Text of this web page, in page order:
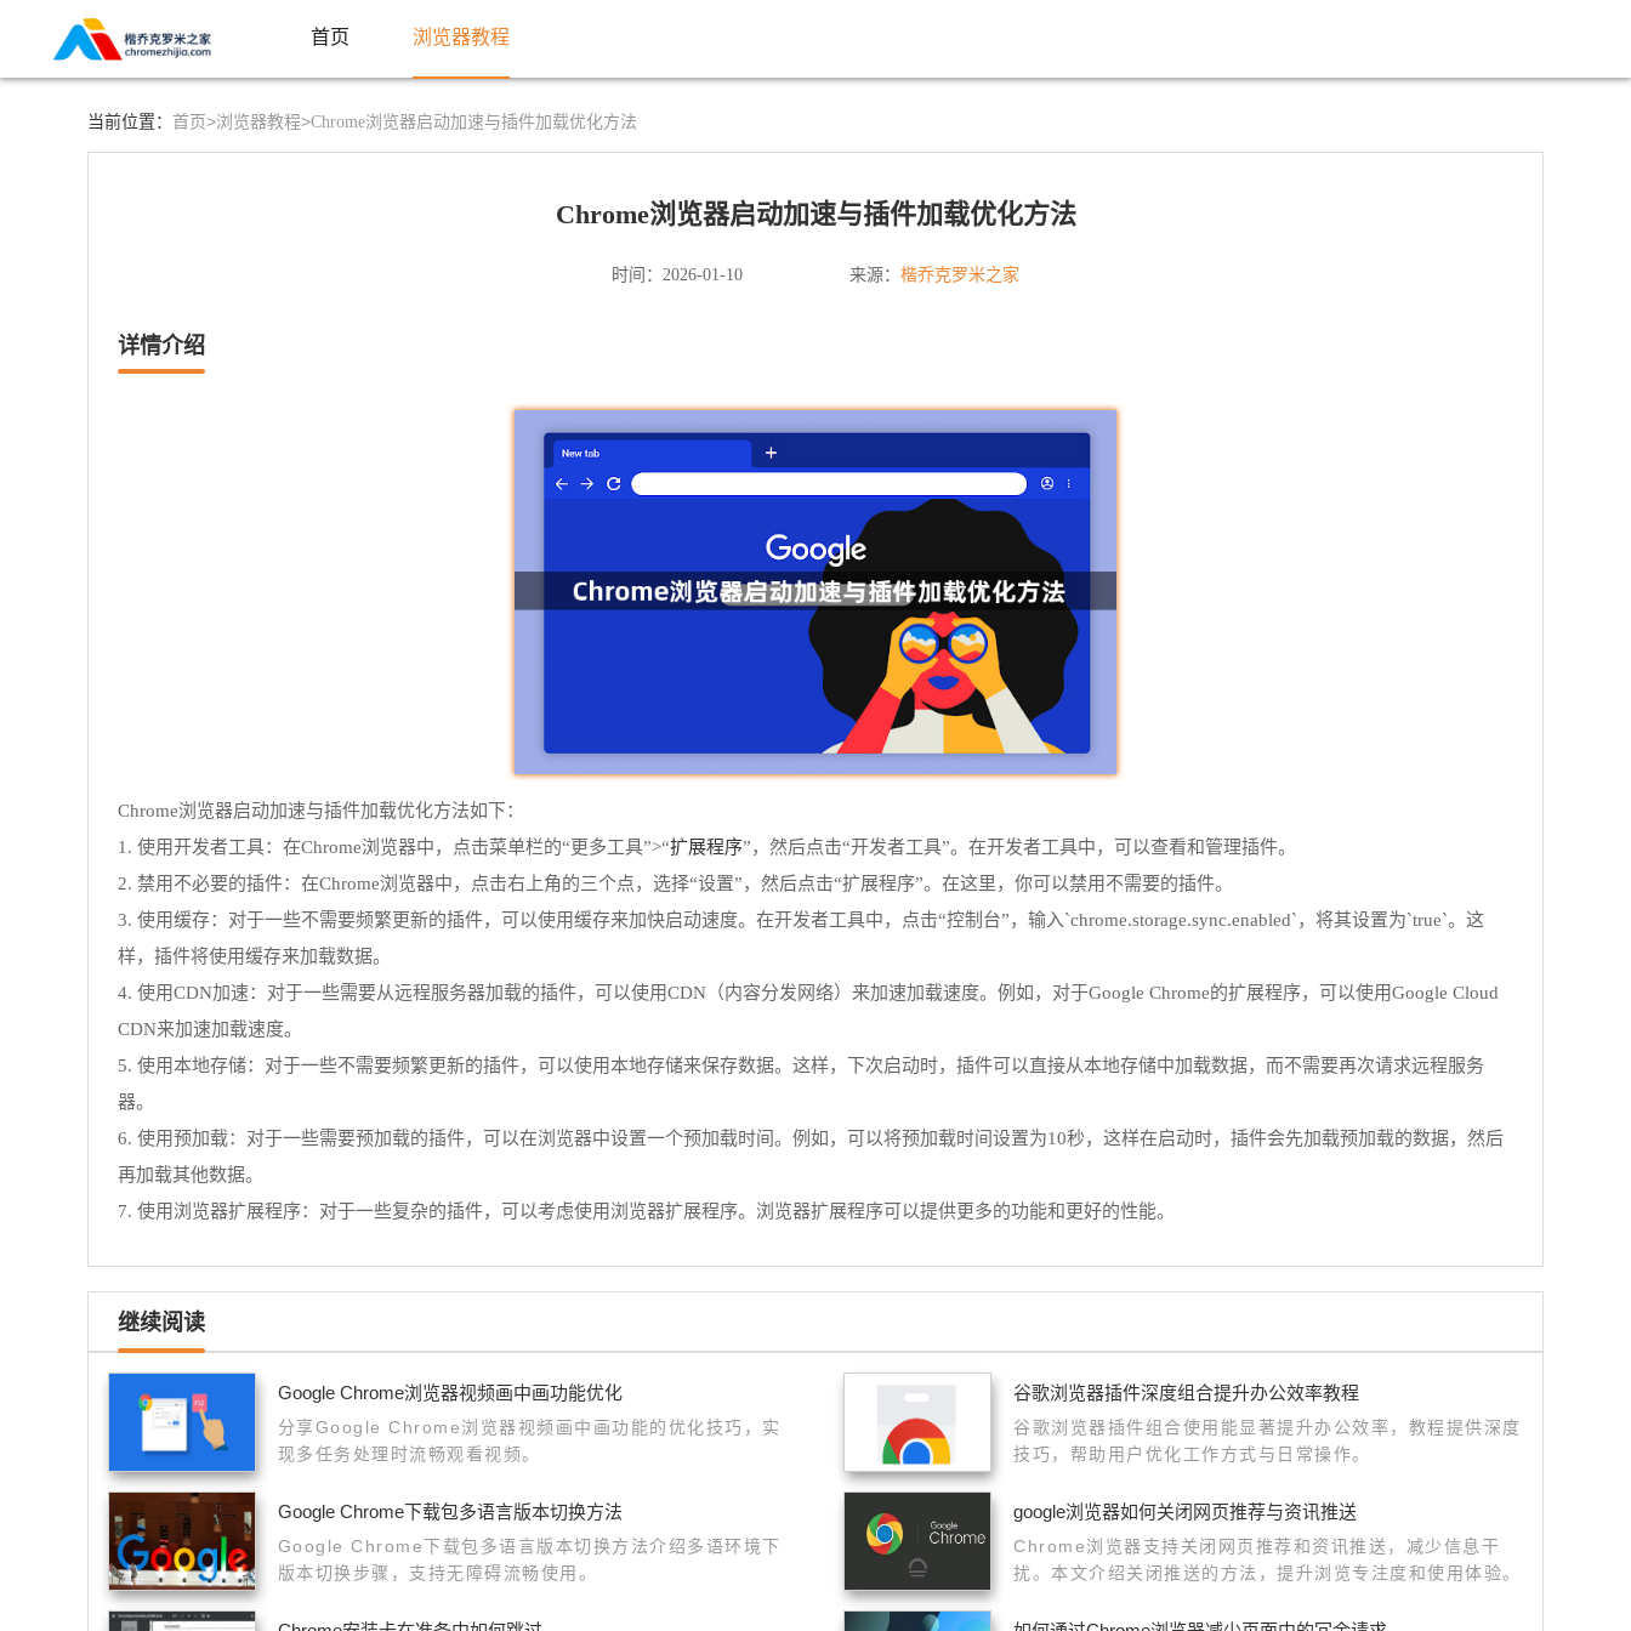
首页 浏览器教程
当前位置： 首页>浏览器教程>Chrome浏览器启动加速与插件加载优化方法
Chrome浏览器启动加速与插件加载优化方法
时间：2026-01-10 来源： 楷乔克罗米之家
详情介绍
Chrome浏览器启动加速与插件加载优化方法如下：
1. 使用开发者工具：在Chrome浏览器中，点击菜单栏的“更多工具”>“扩展程序”，然后点击“开发者工具”。在开发者工具中，可以查看和管理插件。
2. 禁用不必要的插件：在Chrome浏览器中，点击右上角的三个点，选择“设置”，然后点击“扩展程序”。在这里，你可以禁用不需要的插件。
3. 使用缓存：对于一些不需要频繁更新的插件，可以使用缓存来加快启动速度。在开发者工具中，点击“控制台”，输入`chrome.storage.sync.enabled`，将其设置为`true`。这
样，插件将使用缓存来加载数据。
4. 使用CDN加速：对于一些需要从远程服务器加载的插件，可以使用CDN（内容分发网络）来加速加载速度。例如，对于Google Chrome的扩展程序，可以使用Google Cloud
CDN来加速加载速度。
5. 使用本地存储：对于一些不需要频繁更新的插件，可以使用本地存储来保存数据。这样，下次启动时，插件可以直接从本地存储中加载数据，而不需要再次请求远程服务
器。
6. 使用预加载：对于一些需要预加载的插件，可以在浏览器中设置一个预加载时间。例如，可以将预加载时间设置为10秒，这样在启动时，插件会先加载预加载的数据，然后
再加载其他数据。
7. 使用浏览器扩展程序：对于一些复杂的插件，可以考虑使用浏览器扩展程序。浏览器扩展程序可以提供更多的功能和更好的性能。
继续阅读
Google Chrome浏览器视频画中画功能优化
分享Google Chrome浏览器视频画中画功能的优化技巧，实
现多任务处理时流畅观看视频。
谷歌浏览器插件深度组合提升办公效率教程
谷歌浏览器插件组合使用能显著提升办公效率，教程提供深度
技巧，帮助用户优化工作方式与日常操作。
Google Chrome下载包多语言版本切换方法
Google Chrome下载包多语言版本切换方法介绍多语环境下
版本切换步骤，支持无障碍流畅使用。
google浏览器如何关闭网页推荐与资讯推送
Chrome浏览器支持关闭网页推荐和资讯推送，减少信息干
扰。本文介绍关闭推送的方法，提升浏览专注度和使用体验。